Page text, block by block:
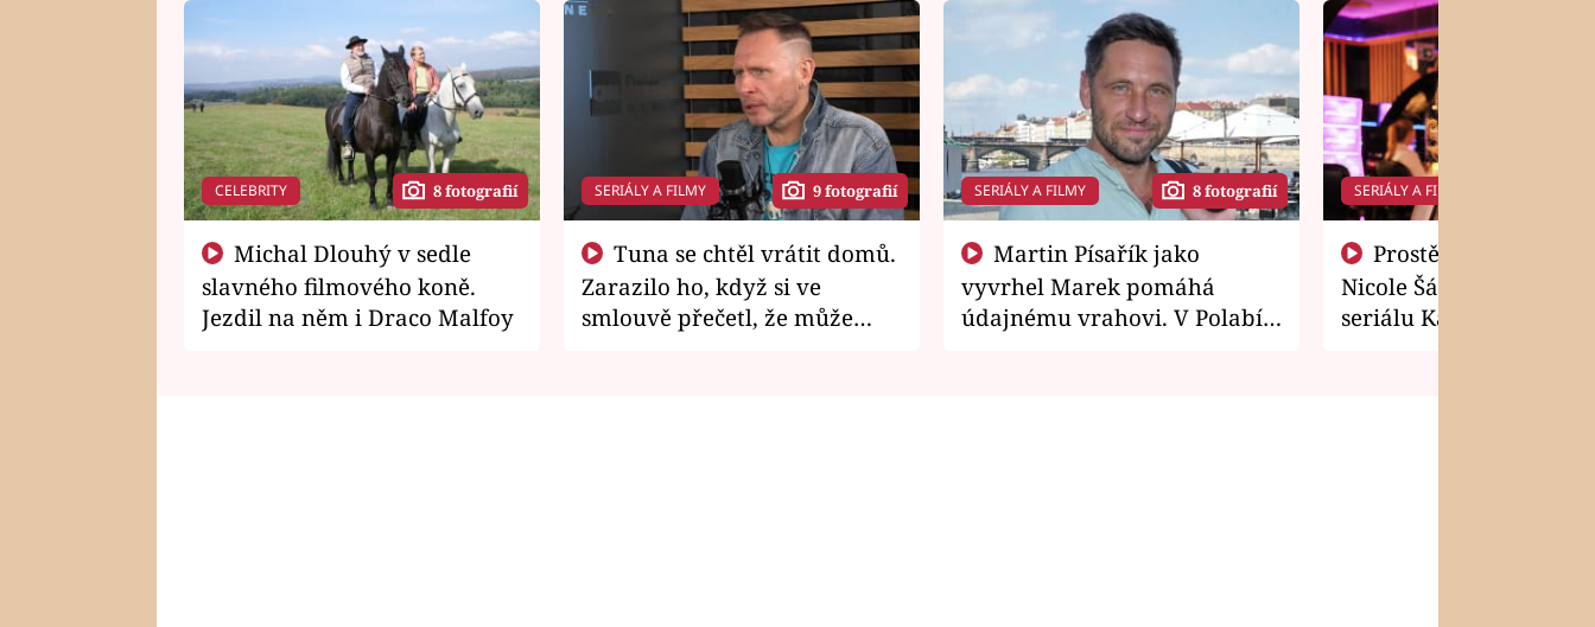
CELEBRITY 8 fotografií
slavného filmového koně.
Jezdil na něm i Draco Malfoy
SERIÁLY A FILMY 9 fotografií
Zarazilo ho, když si ve
smlouvě přečetl, že může
SERIÁLY A FILMY 8 fotografií
vyvrhel Marek pomáhá
údajnému vrahovi. V Polabí
SERIÁLY A FILMY
Nicole Šáchová získala
seriálu Kamarádi